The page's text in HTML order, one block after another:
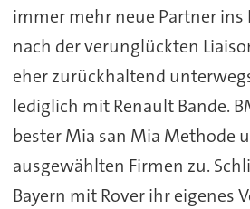
immer mehr neue Partner ins
nach der verunglückten
eher zurückhaltend
lediglich mit Renault Bande.
bester Mia san Mia Methode
ausgewählten Firmen zu.
Bayern mit Rover ihr eigenes